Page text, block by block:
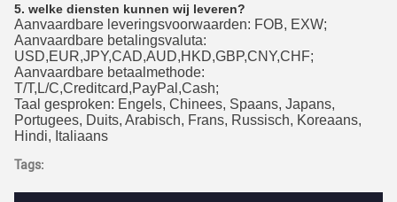
5. welke diensten kunnen wij leveren?
Aanvaardbare leveringsvoorwaarden: FOB, EXW;
Aanvaardbare betalingsvaluta:
USD,EUR,JPY,CAD,AUD,HKD,GBP,CNY,CHF;
Aanvaardbare betaalmethode:
T/T,L/C,Creditcard,PayPal,Cash;
Taal gesproken: Engels, Chinees, Spaans, Japans,
Portugees, Duits, Arabisch, Frans, Russisch, Koreaans,
Hindi, Italiaans
Tags: